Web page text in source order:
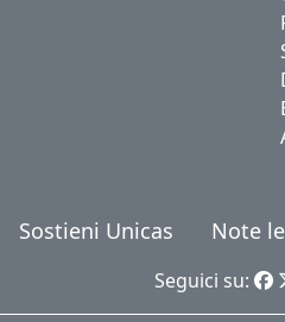
Sostieni Unicas Note
Seguici su: